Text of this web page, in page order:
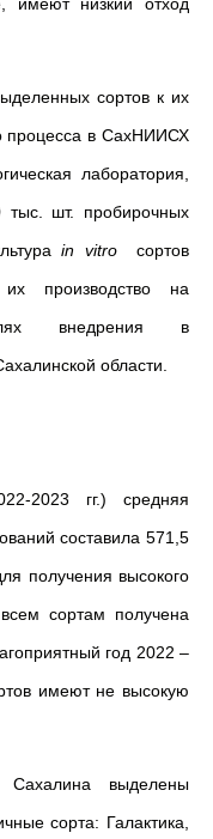
сортов к их
процесса в СахНИИСХ
лаборатория,
тыс. шт. пробирочных
in vitroсортов
производство на
внедрения в
области.
2023 гг.) средняя
составила 571,5
получения высокого
сортам получена
год 2022 –
имеют не высокую
Сахалина выделены
сорта: Галактика,